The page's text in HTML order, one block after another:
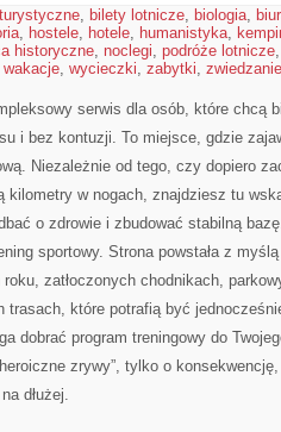
, bilety lotnicze, biologia,
, hostele, hotele, humanistyka,
historyczne, noclegi, podróże lotnicze,
wakacje, wycieczki, zabytki, zwiedzanie
serwis dla osób, które chcą
i bez kontuzji. To miejsce, gdzie
Niezależnie od tego, czy dopiero
kilometry w nogach, znajdziesz tu
o zdrowie i zbudować stabilną
sportowy. Strona powstała z
zatłoczonych chodnikach,
trasach, które potrafią być
dobrać program treningowy do
zrywy”, tylko o
dłużej.